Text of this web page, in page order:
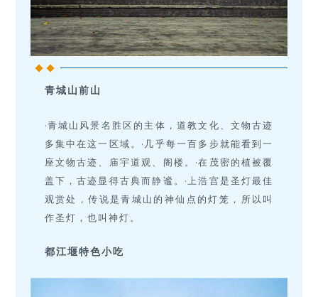
青城山前山
·青城山风景名胜区的主体，道教文化、文物古迹
多集中在这一区域。·几乎每一百多步就能看到一
座文物古迹、庙宇道观、阁楼。·在茂密的植被覆
盖下，古迹显得古典而静谧。·上浩宫是圣灯最佳
观赏处，传说是青城山的神仙点的灯笼，所以叫
作圣灯，也叫神灯。
都江堰特色小吃